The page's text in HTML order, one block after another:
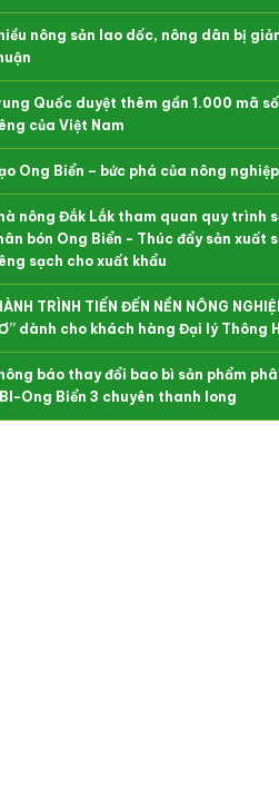
nông sản lao dốc, nông dân bị
Quốc duyệt thêm gần 1.000 mã
của Việt Nam
Ong Biển – bức phá của nông
nông Đắk Lắk tham quan quy trình
bón Ong Biển - Thúc đẩy sản xuất
sạch cho xuất khẩu
TRÌNH TIẾN ĐẾN NỀN NÔNG
dành cho khách hàng Đại lý Thông
báo thay đổi bao bì sản phẩm
Ong Biển 3 chuyên thanh long